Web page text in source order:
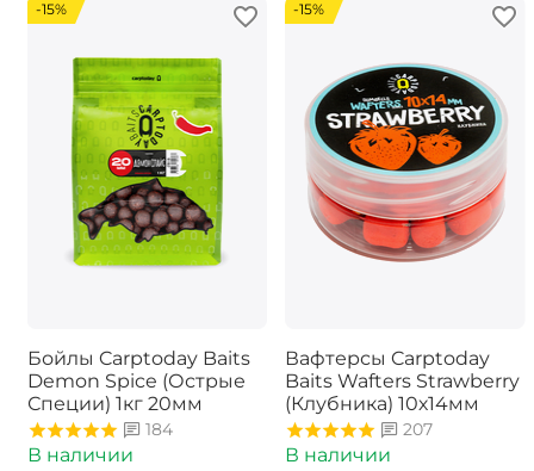
-15%
Бойлы Carptoday Baits
Demon Spice (Острые
Специи) 1кг 20мм
184
В наличии
-15%
Вафтерсы Carptoday
Baits Wafters Strawberry
(Клубника) 10х14мм
207
В наличии